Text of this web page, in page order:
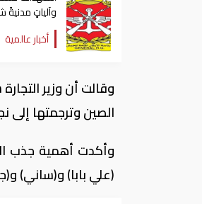
وآلياتٍ
في عدوان إيراني
أخبار عالمية
وقالت أن وزير
الصين وترجمتها
وأكدت أهمية جذب
(علي بابا) و(ساني)